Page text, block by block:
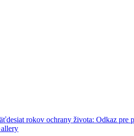
rokov ochrany života: Odkaz pre